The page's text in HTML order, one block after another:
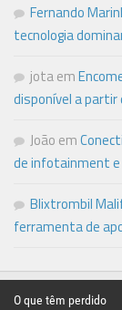
Fernando
tecnologia
jotaem
disponível a partir
João em
de infotainment
Blixtrombil
ferramenta de
O que têm perdido